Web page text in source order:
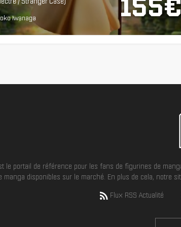
Iwanaga
le portail de référence pour les fans de figurines de
manga disponibles sur le marché. En plus de cela, notre
Flux RSS Actualité